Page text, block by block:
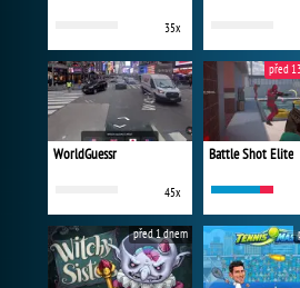
35x
WorldGuessr
45x
Battle Shot Elite
před
před 1 dnem